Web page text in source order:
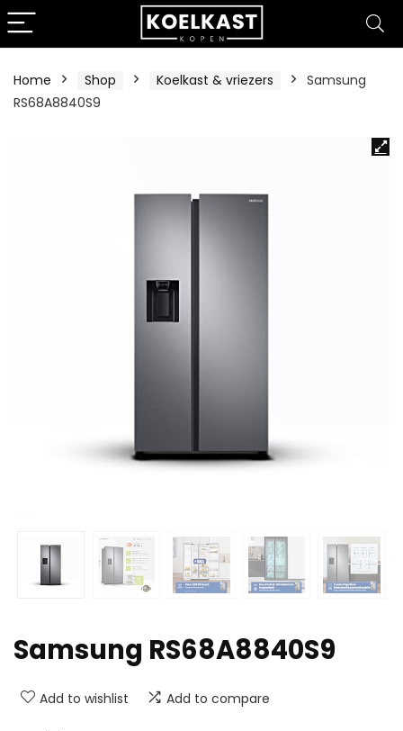
Home Shop Koelkast & vriezers
Samsung
RS68A8840S9
Samsung RS68A8840S9
Add to wishlist Add to compare